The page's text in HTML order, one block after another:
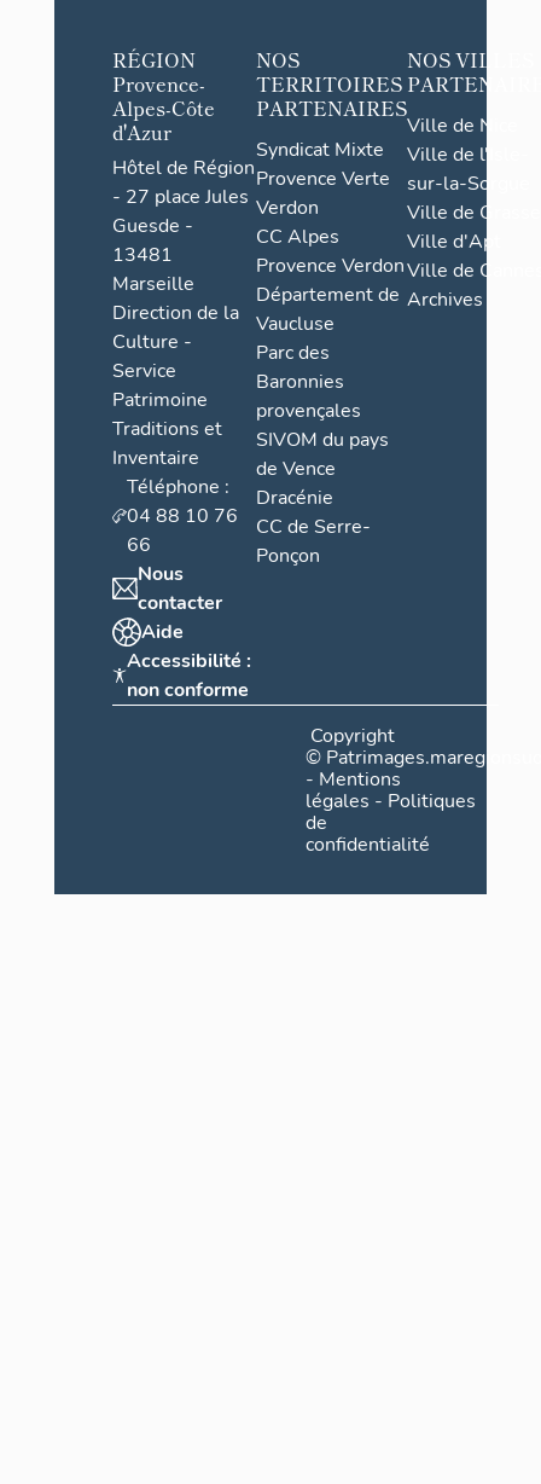
RÉGION
Provence-
Alpes-Côte
d'Azur
Hôtel de Région
- 27 place Jules
Guesde -
13481
Marseille
Direction de la
Culture -
Service
Patrimoine
Traditions et
Inventaire
Téléphone :
04 88 10 76
66
Nous
contacter
Aide
Accessibilité :
non conforme
NOS
TERRITOIRES
PARTENAIRES
Syndicat Mixte
Provence Verte
Verdon
CC Alpes
Provence Verdon
Département de
Vaucluse
Parc des
Baronnies
provençales
SIVOM du pays
de Vence
Dracénie
CC de Serre-
Ponçon
NOS VILLES
Ville de Nice
Ville de l'Isle-
sur-la-Sorgue
Ville de Grasse
Ville d'Apt
Ville de
Archives
Copyright
©
- Mentions
légales - Politiques
de
confidentialité